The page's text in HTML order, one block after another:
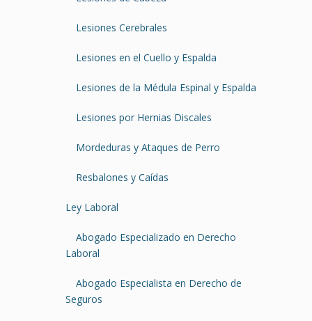
Lesiones Cerebrales
Lesiones en el Cuello y Espalda
Lesiones de la Médula Espinal y Espalda
Lesiones por Hernias Discales
Mordeduras y Ataques de Perro
Resbalones y Caídas
Ley Laboral
Abogado Especializado en Derecho
Laboral
Abogado Especialista en Derecho de
Seguros